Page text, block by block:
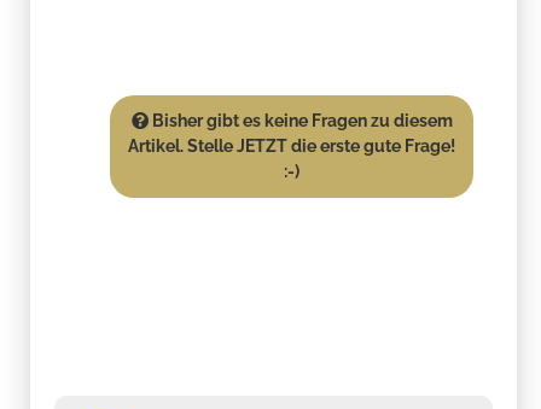
Bisher gibt es keine Fragen zu diesem
Artikel. Stelle JETZT die erste gute Frage!
:-)